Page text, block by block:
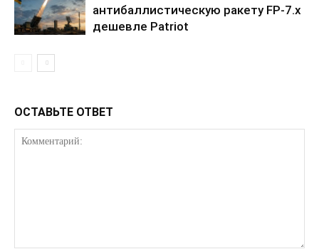
ПОДПИСАТЬСЯ СЕЙЧАС
антибаллистическую ракету FP-7.x
дешевле Patriot
ОСТАВЬТЕ ОТВЕТ